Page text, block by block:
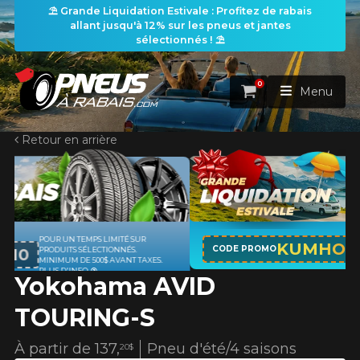
⛱️ Grande Liquidation Estivale : Profitez de rabais
allant jusqu'à 12% sur les pneus et jantes
sélectionnés ! ⛱️
ACCUEIL
PNEUS
RECHERCHE DE PNEUS VOIR TOUT
Rechercher par
Par dimensions
Recherche par dimensions
ROUES
RECHERCHE DE ROUES
ENSEMBLES
RECHERCHE D'ENSEMBLES
PROMOTIONS
Panier
0
Menu
Retour en arrière
Yokohama AVID
TOURING-S
Pneu d'été/4 saisons
À partir de137,20$
CODE PROMOKUMHO12
APPLICABLE SUR TOUT ACHAT DE 4
PNEUS DE MARQUE KUMHO* PLUS
D'INFO